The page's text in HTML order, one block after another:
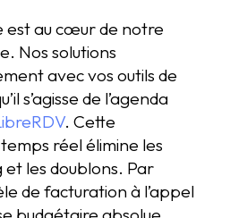
est au cœur de notre
Nos solutions
avec vos outils de
s’agisse de l’agenda
. Cette
réel élimine les
les doublons. Par
de facturation à l’appel